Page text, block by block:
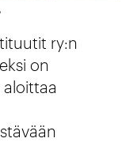
ry:n
on
aloittaa